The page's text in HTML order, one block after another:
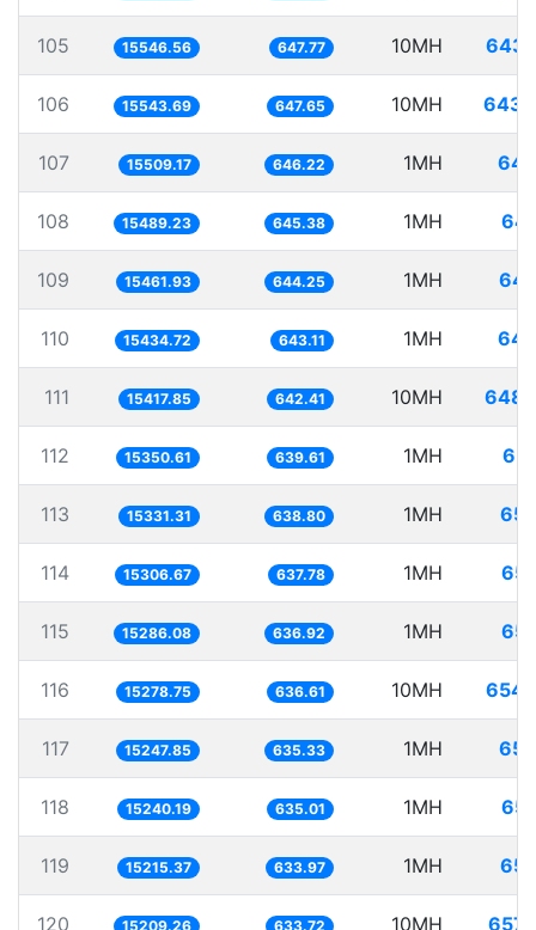
105 15546.56 647.77 10MH
106 15543.69 647.65 10MH
107 15509.17 646.22 1MH
108 15489.23 645.38 1MH
109 15461.93 644.25 1MH
110 15434.72 643.11 1MH
111 15417.85 642.41 10MH
112 15350.61 639.61 1MH
113 15331.31 638.80 1MH
114 15306.67 637.78 1MH
115 15286.08 636.92 1MH
116 15278.75 636.61 10MH
117 15247.85 635.33 1MH
118 15240.19 635.01 1MH
119 15215.37 633.97 1MH
120 15209.26 633.72 10MH